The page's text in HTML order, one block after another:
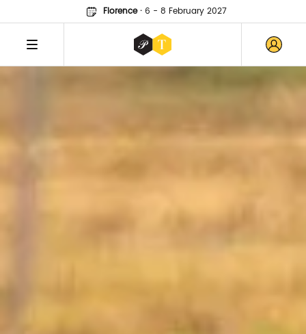
Florence· 6 - 8 February 2027